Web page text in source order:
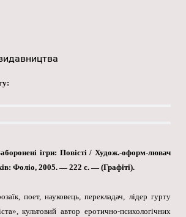
ігри: Повісті / Худож.-оформ-лювач
Фоліо, 2005. — 222 с. — (Графіті).
поет, науковець, перекладач, лідер гурту
культовий автор еротично-психологічних